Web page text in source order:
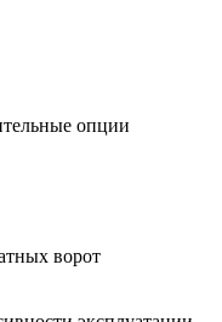
опции
ворот